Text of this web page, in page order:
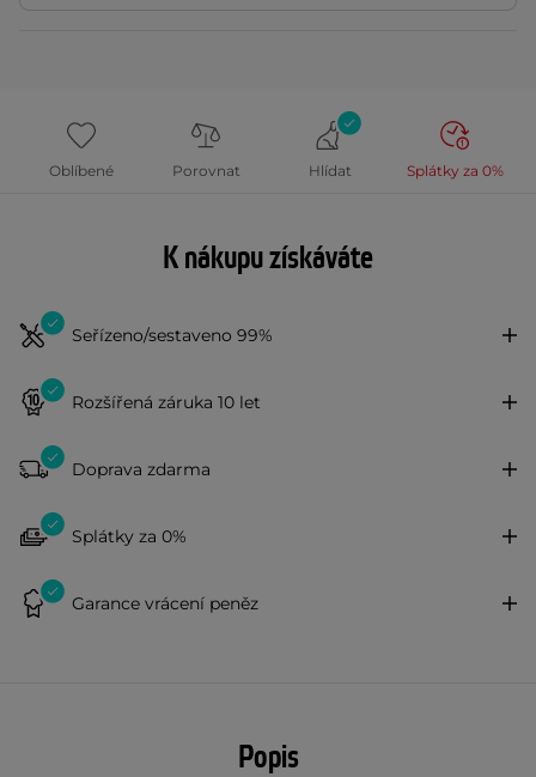
Oblíbené Porovnat Hlídat Splátky za 0%
K nákupu získáváte
Seřízeno/sestaveno 99%
Rozšířená záruka 10 let
Doprava zdarma
Splátky za 0%
Garance vrácení peněz
Popis